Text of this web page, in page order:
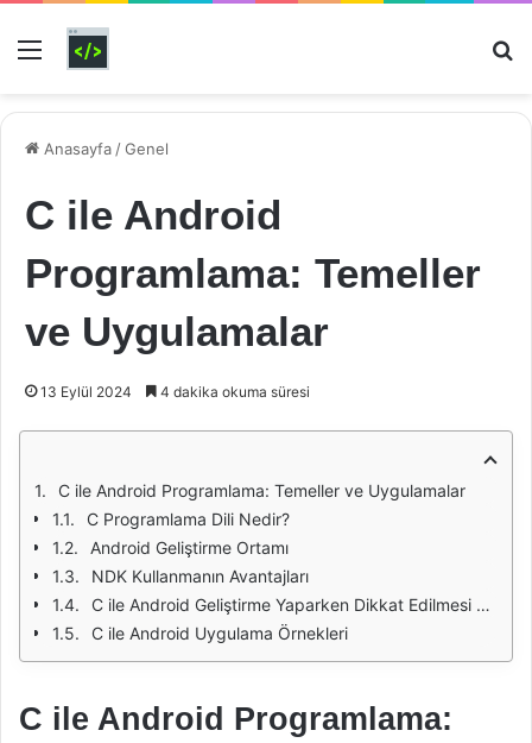
Menü
Anasayfa /Genel
C ile Android
Programlama: Temeller
ve Uygulamalar
13 Eylül 2024 4 dakika okuma süresi
C ile Android Programlama: Temeller ve Uygulamalar
C Programlama Dili Nedir?
Android Geliştirme Ortamı
NDK Kullanmanın Avantajları
C ile Android Geliştirme Yaparken Dikkat Edilmesi Gerekenler
C ile Android Uygulama Örnekleri
C ile Android Programlama: